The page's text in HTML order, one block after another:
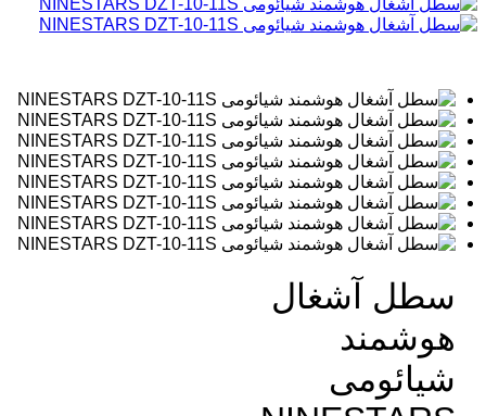
سطل آشغال
هوشمند
شیائومی